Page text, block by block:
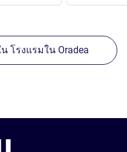
โรงแรมใน Oradea